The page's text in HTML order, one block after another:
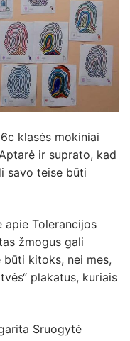
klasės mokiniai
ir suprato, kad
savo teise būti
apie Tolerancijos
žmogus gali
kitoks, nei mes,
plakatus, kuriais
Sruogytė